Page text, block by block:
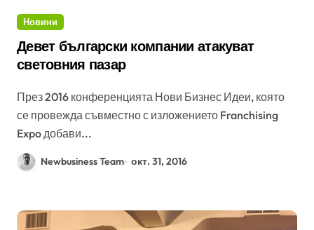
Новини
Девет български компании атакуват
световния пазар
През 2016 конференцията Нови Бизнес Идеи, която
се провежда съвместно с изложението Franchising
Expo добави...
Newbusiness Team окт. 31, 2016